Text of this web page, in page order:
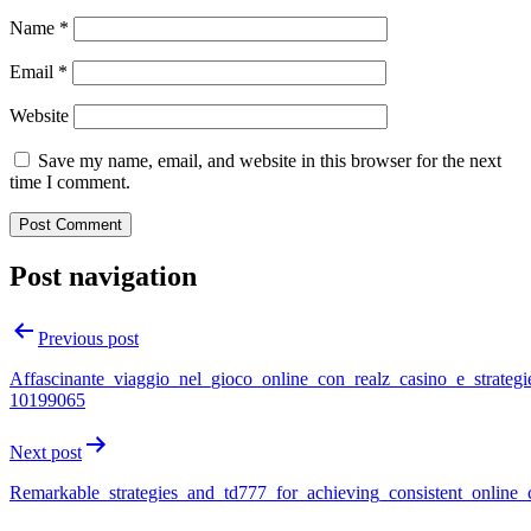
Name *
Email *
Website
Save my name, email, and website in this browser for the next
time I comment.
Post navigation
Previous post
10199065
Next post